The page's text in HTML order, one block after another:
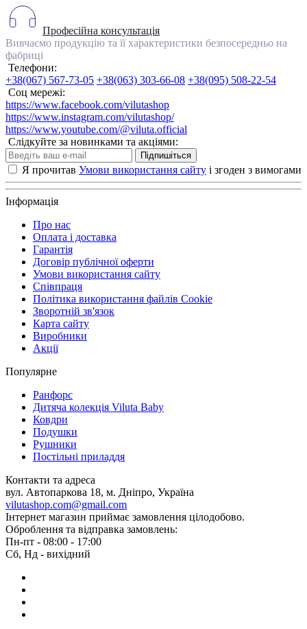
Професійна консультація
Вивчаємо продукцію та її характеристики безпосередньо на
фабриці
Телефони:
+38(067) 567-73-05 +38(063) 303-66-08 +38(095) 508-22-54
Соц мережі:
https://www.facebook.com/vilutashop
https://www.instagram.com/vilutashop/
https://www.youtube.com/@viluta.official
Слідкуйте за новинками та акціями:
Підпишіться
Я прочитав Умови використання сайту і згоден з вимогами
Інформація
Про нас
Оплата і доставка
Гарантія
Договір публічної оферти
Умови використання сайту
Співпраця
Політика використання файлів Cookie
Зворотній зв'язок
Карта сайту
Виробники
Акції
Популярне
Ранфорс
Дитяча колекція Viluta Baby
Ковдри
Подушки
Рушники
Постільні приладдя
Контакти та адреса
вул. Автопаркова 18, м. Дніпро, Україна
vilutashop.com@gmail.com
Інтернет магазин приймає замовлення цілодобово.
Оброблення та відправка замовлень:
Пн-пт - 08:00 - 17:00
Сб, Нд - вихідний